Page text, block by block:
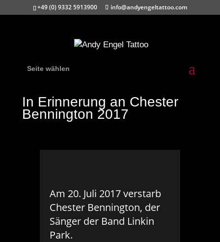
+49 (0) 9332 5913900 info@andyengeltattoo.com
Seite wählen
In Erinnerung an Chester
Bennington 2017
Am 20. Juli 2017 verstarb
Chester Bennington, der
Sänger der Band Linkin
Park.